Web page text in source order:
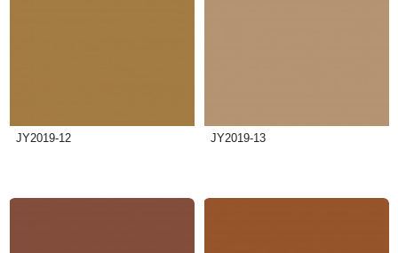
JY2019-12 JY2019-13